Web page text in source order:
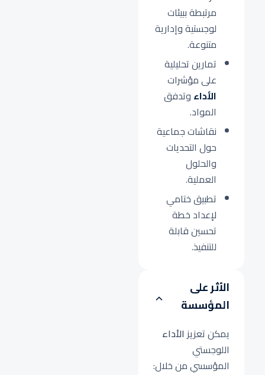
مرتبطة ببيئات
لوجستية وإدارية
متنوعة.
تمارين تحليلية
على مؤشرات
الأداء وتدفق
المواد.
نقاشات جماعية
حول التحديات
والحلول
العملية.
تطبيق ختامي
لإعداد خطة
تحسين قابلة
للتنفيذ.
الأثر على
المؤسسة
يمكن تعزيزالأداء
اللوجستي
المؤسسي من خلال: